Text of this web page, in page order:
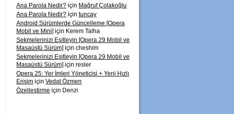
Ana Parola Nedir? için Mağruf Çolakoğlu
Ana Parola Nedir? için tuncay
Android Sürümlerde Güncelleme [Opera
Mobil ve Mini] için Kerem Talha
Sekmelerinizi Eşitleyin [Opera 29 Mobil ve
Masaüstü Sürüm] için cheshim
Sekmelerinizi Eşitleyin [Opera 29 Mobil ve
Masaüstü Sürüm] için resler
Opera 25: Yer İmleri Yöneticisi + Yeni Hızlı
Erişim için Vedat Özmen
Özelleştirme için Denzi